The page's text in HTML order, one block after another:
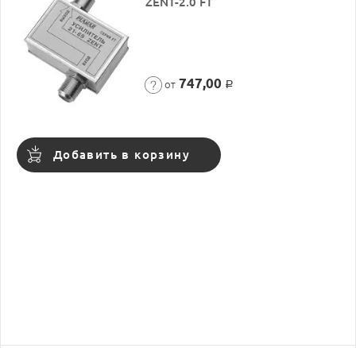
от 747,00 Р
Добавить в корзину